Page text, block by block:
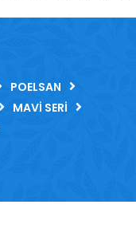
POELSAN
MAVI SERI